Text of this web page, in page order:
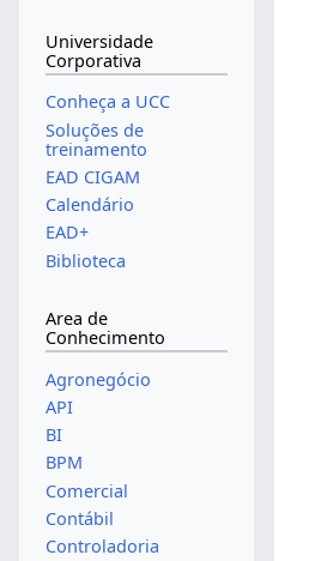
Universidade
Corporativa
Conheça a UCC
Soluções de
treinamento
EAD CIGAM
Calendário
EAD+
Biblioteca
Area de
Conhecimento
Agronegócio
API
BI
BPM
Comercial
Contábil
Controladoria